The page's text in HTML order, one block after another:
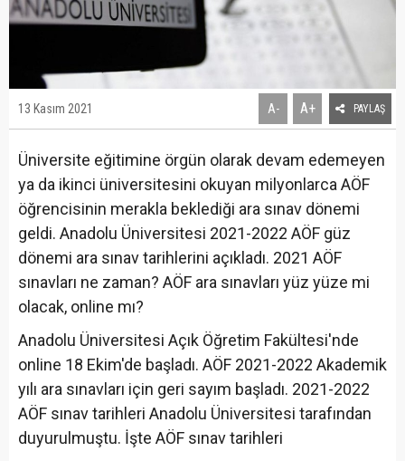
13 Kasım 2021 A- A+ PAYLAŞ
Üniversite eğitimine örgün olarak devam edemeyen
ya da ikinci üniversitesini okuyan milyonlarca AÖF
öğrencisinin merakla beklediği ara sınav dönemi
geldi. Anadolu Üniversitesi 2021-2022 AÖF güz
dönemi ara sınav tarihlerini açıkladı. 2021 AÖF
sınavları ne zaman? AÖF ara sınavları yüz yüze mi
olacak, online mı?
Anadolu Üniversitesi Açık Öğretim Fakültesi'nde
online 18 Ekim'de başladı. AÖF 2021-2022 Akademik
yılı ara sınavları için geri sayım başladı. 2021-2022
AÖF sınav tarihleri Anadolu Üniversitesi tarafından
duyurulmuştu. İşte AÖF sınav tarihleri